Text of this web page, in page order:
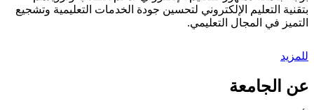
بتقنية التعليم الإلكتروني لتحسين جودة الخدمات التعليمية وتشجيع
التميز في المجال التعليمي.
للمزيد
عن الجامعة